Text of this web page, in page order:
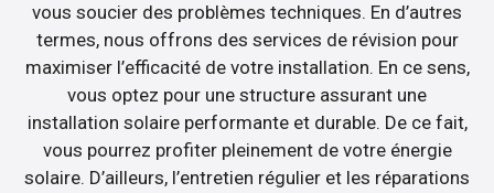
vous soucier des problèmes techniques. En d’autres
termes, nous offrons des services de révision pour
maximiser l’efficacité de votre installation. En ce sens,
vous optez pour une structure assurant une
installation solaire performante et durable. De ce fait,
vous pourrez profiter pleinement de votre énergie
solaire. D’ailleurs, l’entretien régulier et les réparations